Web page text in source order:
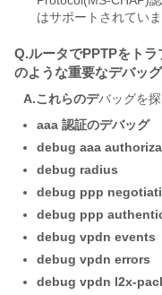
はサポートされていま
Q.ルータでPPTPをト
のような重要なデバッ
A.これらのデバッグを探
aaa 認証のデバッグ
debug aaa
debug radius
debug ppp
debug ppp
debug vpdn events
debug vpdn errors
debug vpdn l2x-